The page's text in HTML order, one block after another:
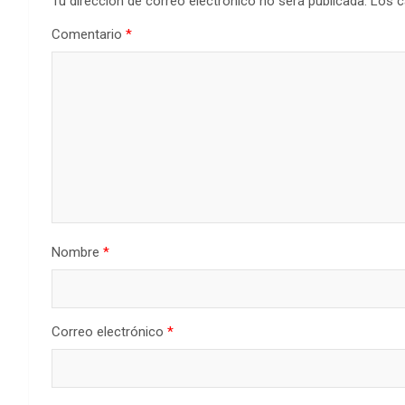
Comentario *
Nombre *
Correo electrónico *